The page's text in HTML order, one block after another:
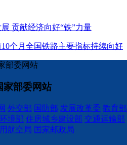
贡献经济向好“铁”力量
个月全国铁路主要指标持续向好
部委网站
家部委网站
外交部 国防部 发展改革委 教育部
境部 住房城乡建设部 交通运输部
航空局 国家邮政局